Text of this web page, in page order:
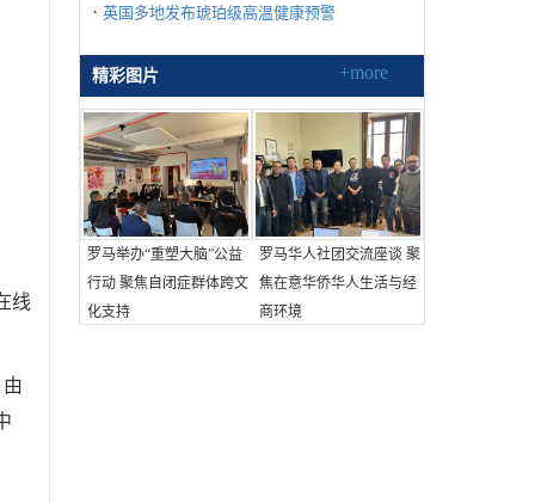
线
· 英国多地发布琥珀级高温健康预警
精彩图片 +more
罗马举办“重塑大脑”公益
行动 聚焦自闭症群体跨文
化支持
罗马华人社团交流座谈 聚
焦在意华侨华人生活与经
商环境